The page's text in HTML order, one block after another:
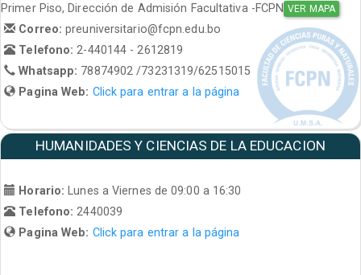
Primer Piso, Dirección de Admisión Facultativa -FCPN VER MAPA
Correo:preuniversitario@fcpn.edu.bo
Telefono: 2-440144 - 2612819
Whatsapp: 78874902 /73231319/62515015
Pagina Web: Click para entrar a la página
HUMANIDADES Y CIENCIAS DE LA EDUCACION
Horario: Lunes a Viernes de 09:00 a 16:30
Telefono:2440039
Pagina Web: Click para entrar a la página